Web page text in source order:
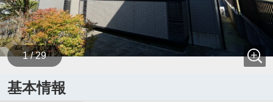
1 / 29
基本情報